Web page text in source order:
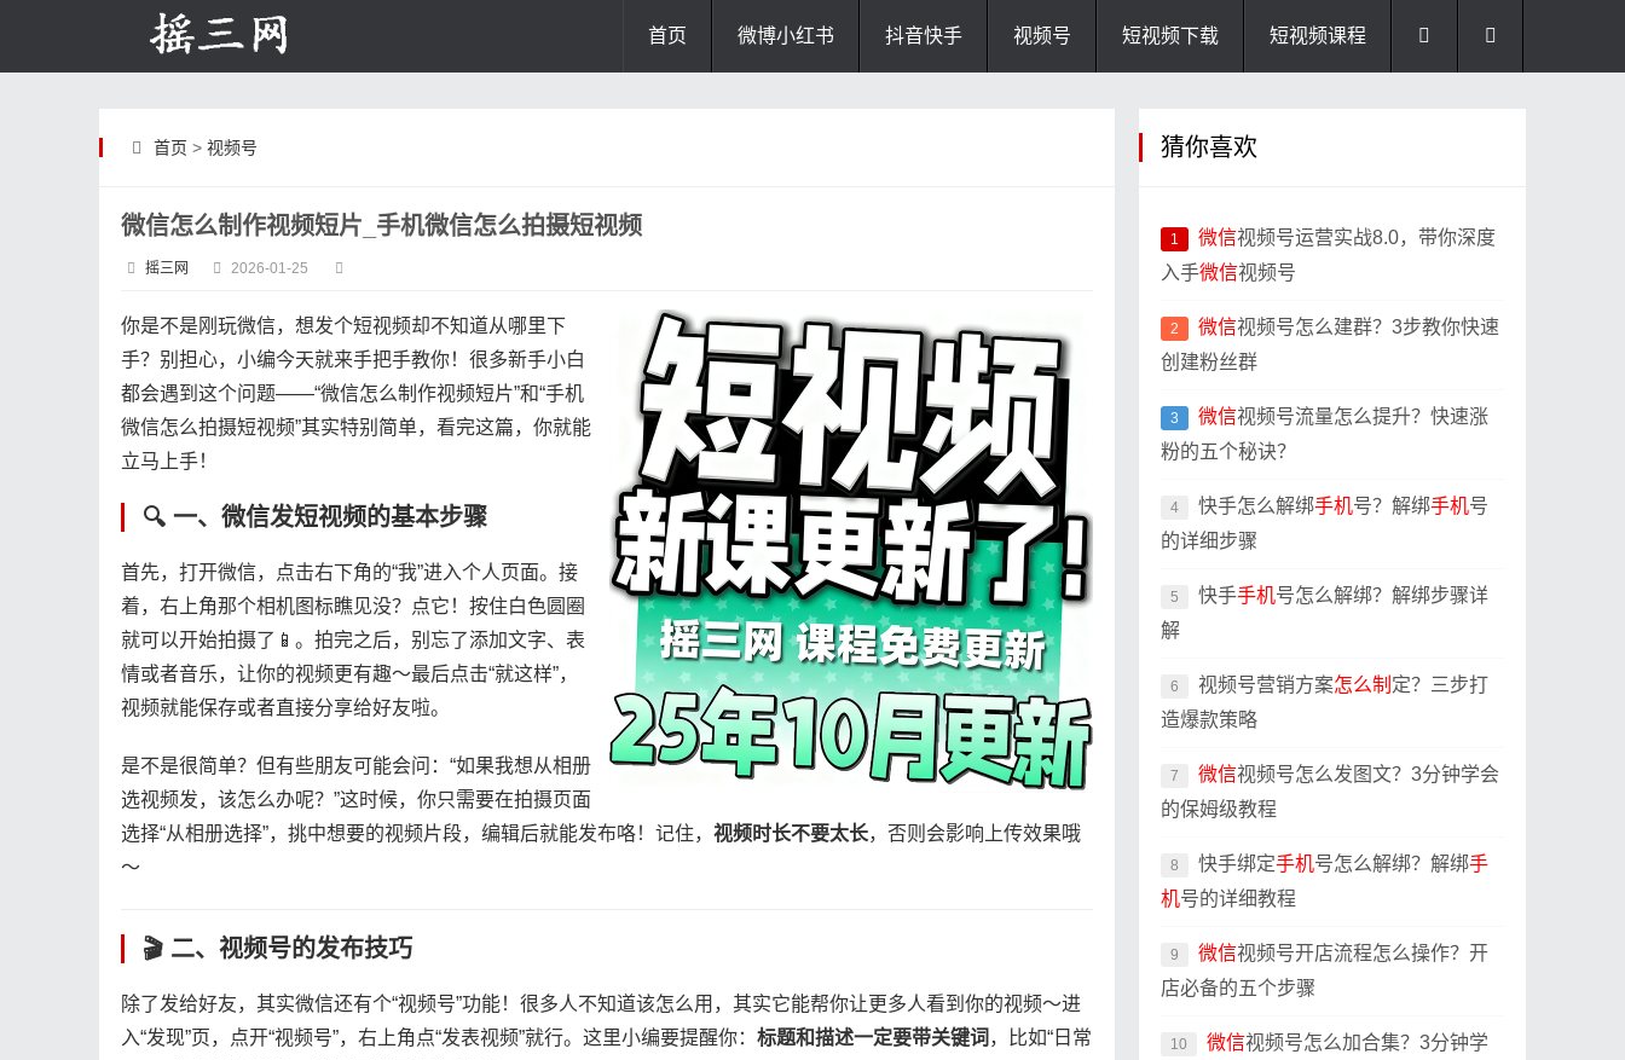
首页 微博小红书 抖音快手 视频号 短视频下载 短视频课程
首页 > 视频号
微信怎么制作视频短片_手机微信怎么拍摄短视频
摇三网 2026-01-25
你是不是刚玩微信，想发个短视频却不知道从哪里下
手？别担心，小编今天就来手把手教你！很多新手小白
都会遇到这个问题——“微信怎么制作视频短片”和“手机
微信怎么拍摄短视频”其实特别简单，看完这篇，你就能
立马上手！
🔍 一、微信发短视频的基本步骤
首先，打开微信，点击右下角的“我”进入个人页面。接
着，右上角那个相机图标瞧见没？点它！按住白色圆圈
就可以开始拍摄了📱。拍完之后，别忘了添加文字、表
情或者音乐，让你的视频更有趣～最后点击“就这样”，
视频就能保存或者直接分享给好友啦。
是不是很简单？但有些朋友可能会问：“如果我想从相册
选视频发，该怎么办呢？”这时候，你只需要在拍摄页面
选择“从相册选择”，挑中想要的视频片段，编辑后就能发布咯！记住，​ ​视频时长不要太长​​，否则会影响上传效果哦
～
🎬 二、视频号的发布技巧
除了发给好友，其实微信还有个“视频号”功能！很多人不知道该怎么用，其实它能帮你让更多人看到你的视频～进
入“发现”页，点开“视频号”，右上角点“发表视频”就行。这里小编要提醒你：​ ​标题和描述一定要带关键词​ ​，比如“日常
猜你喜欢
1 微信视频号运营实战8.0，带你深度
入手微信视频号
2 微信视频号怎么建群？3步教你快速
创建粉丝群
3 微信视频号流量怎么提升？快速涨
粉的五个秘诀？
4 快手怎么解绑手机号？解绑手机号
的详细步骤
5 快手手机号怎么解绑？解绑步骤详
解
6 视频号营销方案怎么制 定？三步打
造爆款策略
7 微信视频号怎么发图文？3分钟学会
的保姆级教程
8 快手绑定手机号怎么解绑？解绑手
机号的详细教程
9 微信视频号开店流程怎么操作？开
店必备的五个步骤
10 微信视频号怎么加合集？3分钟学